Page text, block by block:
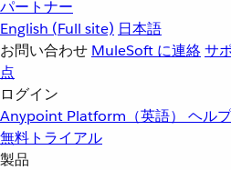
パートナー
English (Full site) 日本語
お問い合わせ MuleSoft に連絡サ
点
ログイン
Anypoint Platform（英語） ヘル
無料トライアル
製品